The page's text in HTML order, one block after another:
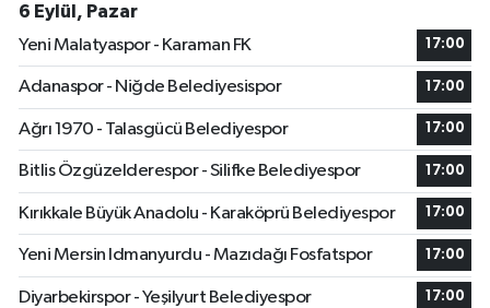
6 Eylül, Pazar
Yeni Malatyaspor - Karaman FK
17:00
Adanaspor - Niğde Belediyesispor 17:00
Ağrı 1970 - Talasgücü Belediyespor 17:00
Bitlis Özgüzelderespor - Silifke Belediyespor 17:00
Kırıkkale Büyük Anadolu - Karaköprü Belediyespor 17:00
Yeni Mersin Idmanyurdu - Mazıdağı Fosfatspor 17:00
Diyarbekirspor - Yeşilyurt Belediyespor 17:00